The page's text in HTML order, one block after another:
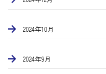
2024年10月
2024年9月